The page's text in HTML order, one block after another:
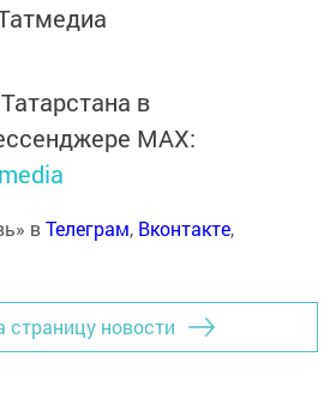
в
MАХ:
вТелеграм, Вконтакте,
страницу новости